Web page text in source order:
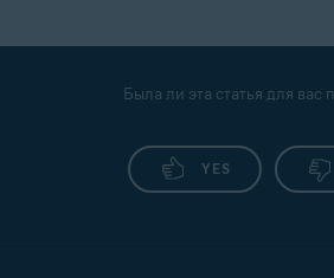
Была ли эта статья для вас
YES